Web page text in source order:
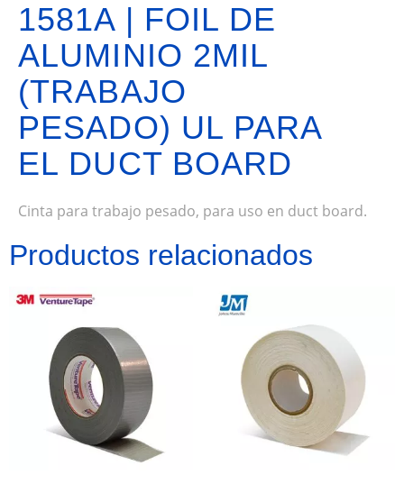
1581A | FOIL DE
ALUMINIO 2MIL
(TRABAJO
PESADO) UL PARA
EL DUCT BOARD
Cinta para trabajo pesado, para uso en duct board.
Productos relacionados